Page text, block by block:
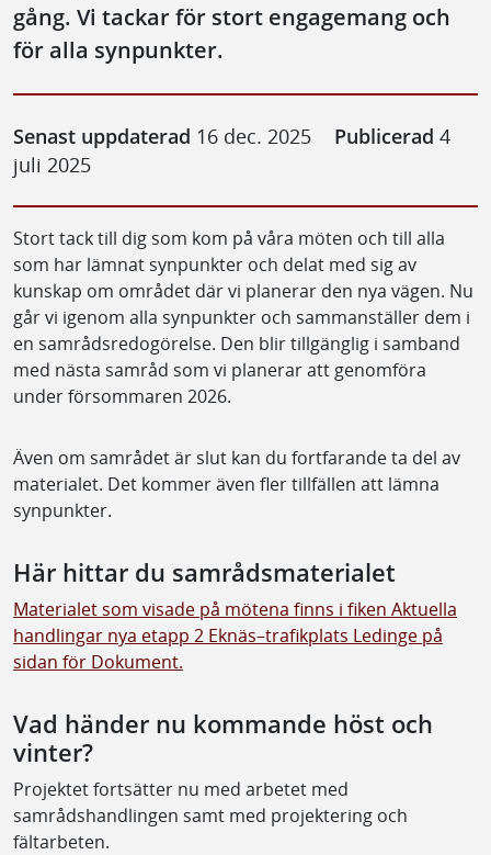
gång. Vi tackar för stort engagemang och
för alla synpunkter.
Senast uppdaterad 16 dec. 2025 Publicerad 4
juli 2025
Stort tack till dig som kom på våra möten och till alla
som har lämnat synpunkter och delat med sig av
kunskap om området där vi planerar den nya vägen. Nu
går vi igenom alla synpunkter och sammanställer dem i
en samrådsredogörelse. Den blir tillgänglig i samband
med nästa samråd som vi planerar att genomföra
under försommaren 2026.
Även om samrådet är slut kan du fortfarande ta del av
materialet. Det kommer även fler tillfällen att lämna
synpunkter.
Här hittar du samrådsmaterialet
Materialet som visade på mötena finns i fiken Aktuella
handlingar nya etapp 2 Eknäs–trafikplats Ledinge på
sidan för Dokument.
Vad händer nu kommande höst och
vinter?
Projektet fortsätter nu med arbetet med
samrådshandlingen samt med projektering och
fältarbeten.